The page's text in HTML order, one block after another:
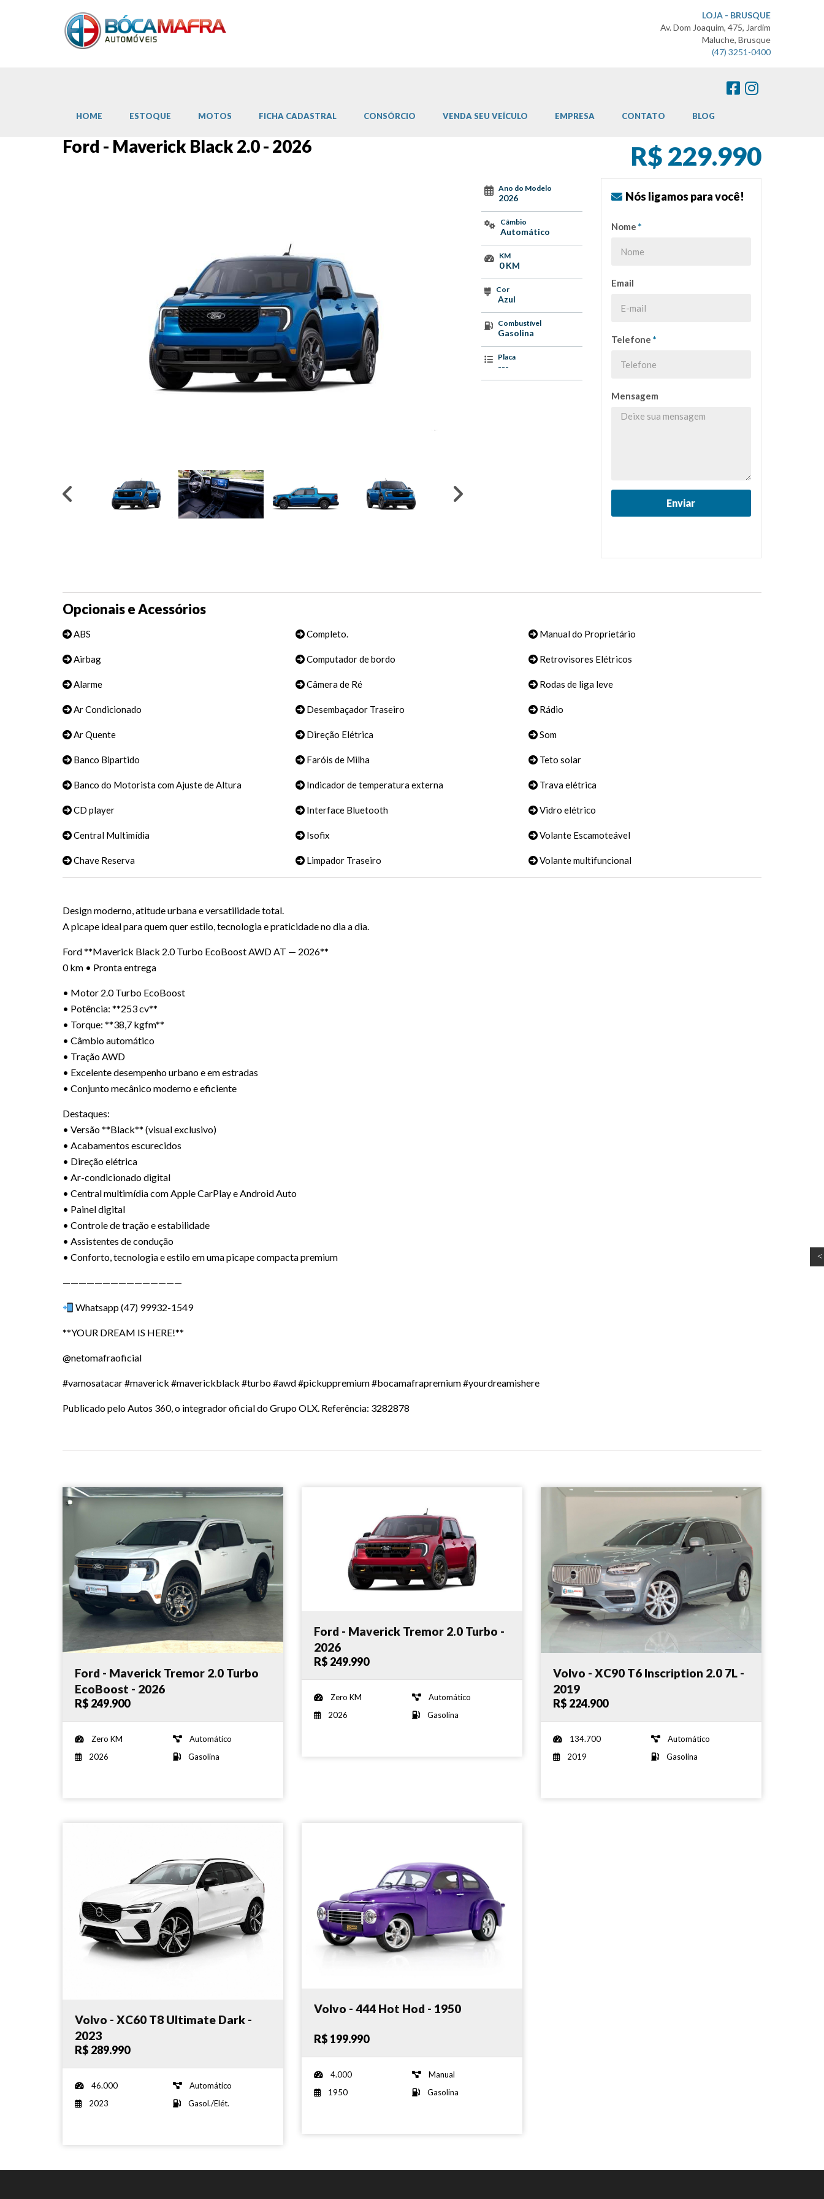
LOJA - BRUSQUE
Av. Dom Joaquim, 475, Jardim
Maluche, Brusque
(47) 3251-0400
HOME ESTOQUE MOTOS FICHA CADASTRAL CONSÓRCIO VENDA SEU VEÍCULO EMPRESA CONTATO BLOG
Ford - Maverick Black 2.0 - 2026 R$ 229.990
Ano do Modelo
2026
Câmbio
Automático
KM
0 KM
Cor
Azul
Combustível
Gasolina
Placa
---
Nós ligamos para você!
Nome *
Email
Telefone *
Mensagem
Opcionais e Acessórios
ABS
Airbag
Alarme
Ar Condicionado
Ar Quente
Banco Bipartido
Banco do Motorista com Ajuste de Altura
CD player
Central Multimídia
Chave Reserva
Completo.
Computador de bordo
Câmera de Ré
Desembaçador Traseiro
Direção Elétrica
Faróis de Milha
Indicador de temperatura externa
Interface Bluetooth
Isofix
Limpador Traseiro
Manual do Proprietário
Retrovisores Elétricos
Rodas de liga leve
Rádio
Som
Teto solar
Trava elétrica
Vidro elétrico
Volante Escamoteável
Volante multifuncional
Design moderno, atitude urbana e versatilidade total.
A picape ideal para quem quer estilo, tecnologia e praticidade no dia a dia.
Ford **Maverick Black 2.0 Turbo EcoBoost AWD AT — 2026**
0 km • Pronta entrega
• Motor 2.0 Turbo EcoBoost
• Potência: **253 cv**
• Torque: **38,7 kgfm**
• Câmbio automático
• Tração AWD
• Excelente desempenho urbano e em estradas
• Conjunto mecânico moderno e eficiente
Destaques:
• Versão **Black** (visual exclusivo)
• Acabamentos escurecidos
• Direção elétrica
• Ar-condicionado digital
• Central multimídia com Apple CarPlay e Android Auto
• Painel digital
• Controle de tração e estabilidade
• Assistentes de condução
• Conforto, tecnologia e estilo em uma picape compacta premium
———————————————
Whatsapp (47) 99932-1549
**YOUR DREAM IS HERE!**
@netomafraoficial
#vamosatacar #maverick #maverickblack #turbo #awd #pickuppremium #bocamafrapremium #yourdreamishere
Publicado pelo Autos 360, o integrador oficial do Grupo OLX. Referência: 3282878
Ford - Maverick Tremor 2.0 Turbo
EcoBoost - 2026
R$ 249.900
Zero KM
Automático
2026
Gasolina
Ford - Maverick Tremor 2.0 Turbo -
2026
R$ 249.990
Zero KM
Automático
2026
Gasolina
Volvo - XC90 T6 Inscription 2.0 7L -
2019
R$ 224.900
134.700
Automático
2019
Gasolina
Volvo - XC60 T8 Ultimate Dark -
2023
R$ 289.990
46.000
Automático
2023
Gasol./Elét.
Volvo - 444 Hot Hod - 1950
R$ 199.990
4.000
Manual
1950
Gasolina